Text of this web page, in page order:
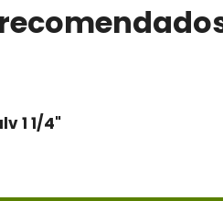
1 1/4"